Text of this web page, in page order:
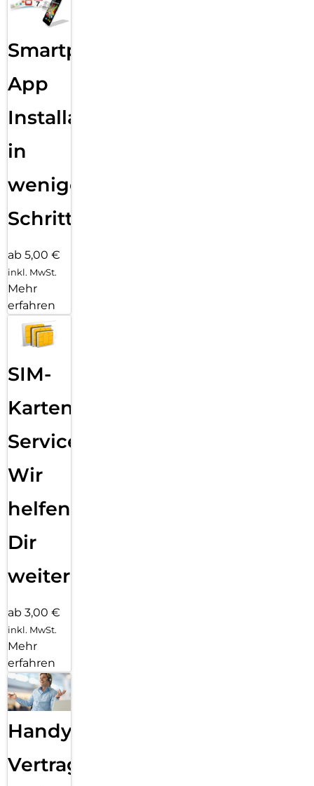
an Armbändern in unterschiedlichen Farben, Stilen und
Materialien.
Smartphone
App
Installation
in
wenigen
Schritten
ab 5,00 €
inkl. MwSt.
Mehr
erfahren
SIM-
Karten
Service:
Wir
helfen
Dir
weiter
ab 3,00 €
inkl. MwSt.
Mehr
erfahren
Handy
Vertragsabwicklung